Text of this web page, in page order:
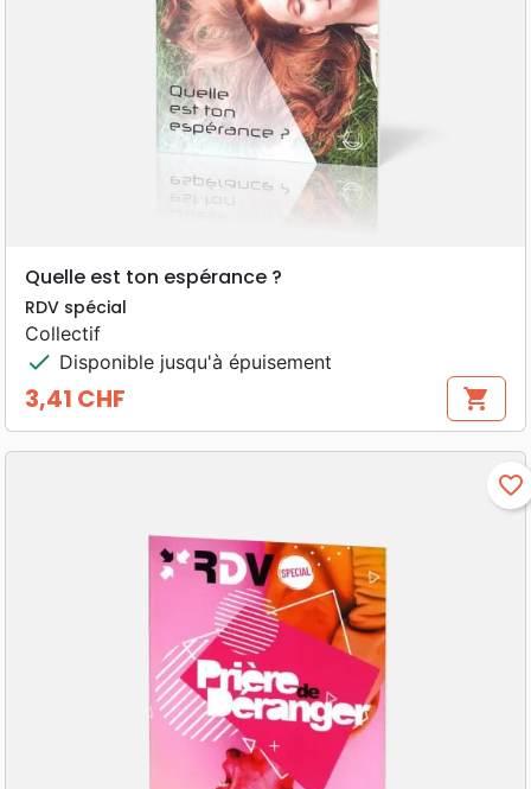
Quelle est ton espérance ?
RDV spécial
Collectif
check Disponible jusqu'à épuisement
Prix
3,41 CHF shopping_cart
favorite_border